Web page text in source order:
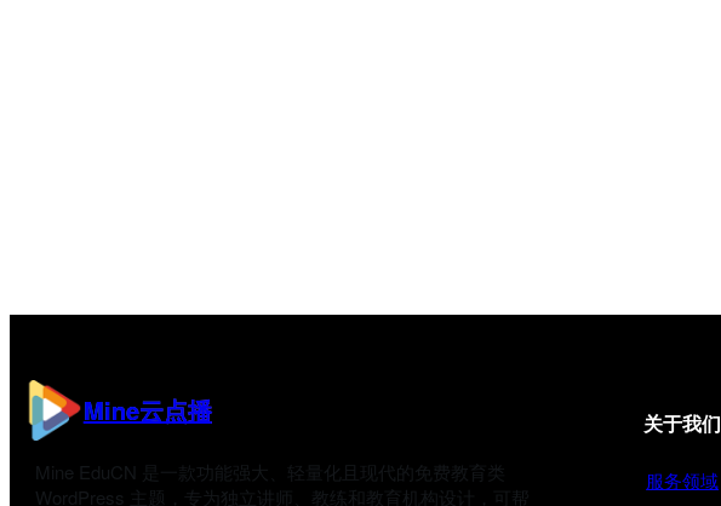
Mine云点播
Mine EduCN 是一款功能强大、轻量化且现代的免费教育类
WordPress 主题，专为独立讲师、教练和教育机构设计，可帮
关于我们
服务领域